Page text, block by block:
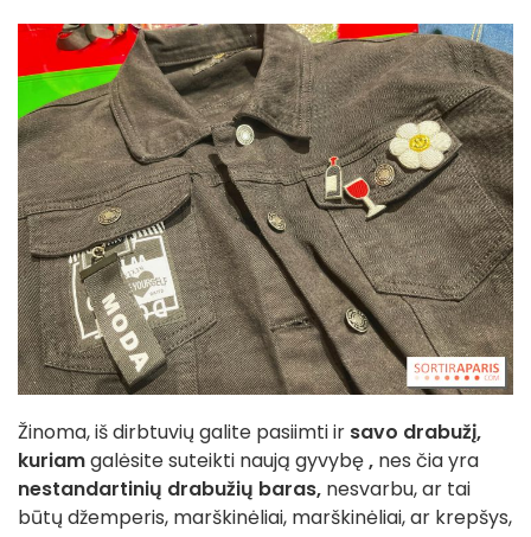
Žinoma, iš dirbtuvių galite pasiimti ir savo drabužį,
kuriamgalėsite suteikti naują gyvybę, nes čia yra
nestandartinių drabužių baras, nesvarbu, ar tai
būtų džemperis, marškinėliai, marškinėliai, ar krepšys,